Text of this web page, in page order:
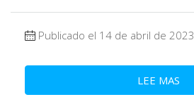
Publicado el 14 de abril de 2023
LEE MAS